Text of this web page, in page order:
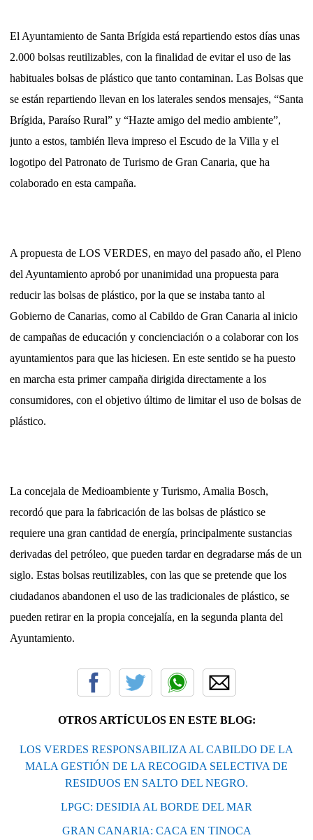
El Ayuntamiento de Santa Brígida está repartiendo estos días unas
2.000 bolsas reutilizables, con la finalidad de evitar el uso de las
habituales bolsas de plástico que tanto contaminan. Las Bolsas que
se están repartiendo llevan en los laterales sendos mensajes, “Santa
Brígida, Paraíso Rural” y “Hazte amigo del medio ambiente”,
junto a estos, también lleva impreso el Escudo de la Villa y el
logotipo del Patronato de Turismo de Gran Canaria, que ha
colaborado en esta campaña.
A propuesta de LOS VERDES, en mayo del pasado año, el Pleno
del Ayuntamiento aprobó por unanimidad una propuesta para
reducir las bolsas de plástico, por la que se instaba tanto al
Gobierno de Canarias, como al Cabildo de Gran Canaria al inicio
de campañas de educación y concienciación o a colaborar con los
ayuntamientos para que las hiciesen. En este sentido se ha puesto
en marcha esta primer campaña dirigida directamente a los
consumidores, con el objetivo último de limitar el uso de bolsas de
plástico.
La concejala de Medioambiente y Turismo, Amalia Bosch,
recordó que para la fabricación de las bolsas de plástico se
requiere una gran cantidad de energía, principalmente sustancias
derivadas del petróleo, que pueden tardar en degradarse más de un
siglo. Estas bolsas reutilizables, con las que se pretende que los
ciudadanos abandonen el uso de las tradicionales de plástico, se
pueden retirar en la propia concejalía, en la segunda planta del
Ayuntamiento.
OTROS ARTÍCULOS EN ESTE BLOG:
LOS VERDES RESPONSABILIZA AL CABILDO DE LA
MALA GESTIÓN DE LA RECOGIDA SELECTIVA DE
RESIDUOS EN SALTO DEL NEGRO.
LPGC: DESIDIA AL BORDE DEL MAR
GRAN CANARIA: CACA EN TINOCA